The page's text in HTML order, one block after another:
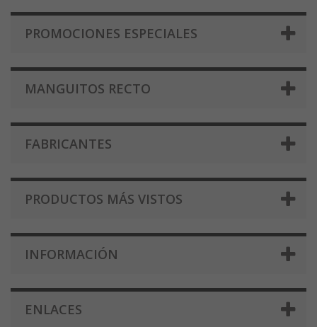
PROMOCIONES ESPECIALES
MANGUITOS RECTO
FABRICANTES
PRODUCTOS MÁS VISTOS
INFORMACIÓN
ENLACES